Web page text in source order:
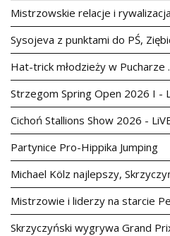
Mistrzowskie relacje i
Sysojeva z punktami do PŚ,
Hat-trick młodzieży w Pucharze
Strzegom Spring Open 2026 I -
Cichoń Stallions Show 2026 -
Partynice Pro-Hippika Jumping
Michael Kölz najlepszy,
Mistrzowie i liderzy na starcie
Skrzyczyński wygrywa Grand